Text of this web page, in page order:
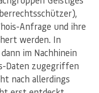
Anfrage und ihre
werden. In
im Nachhinein
Daten zugegriffen
nach allerdings